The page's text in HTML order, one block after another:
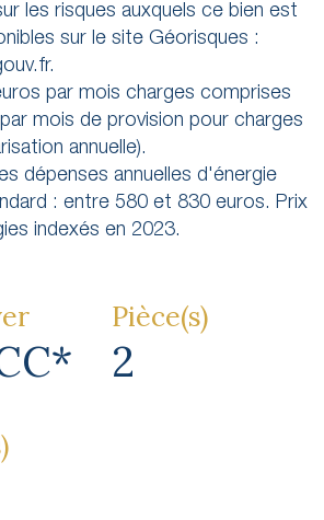
les risques auxquels ce bien est
sur le site Géorisques :
par mois charges comprises
mois de provision pour charges
annuelle).
dépenses annuelles d'énergie
: entre 580 et 830 euros. Prix
Pièce(s)
2